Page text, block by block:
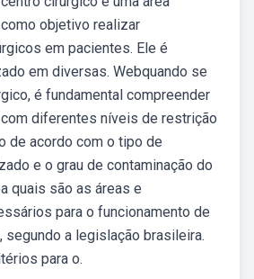
objetivo realizar
em pacientes. Ele é
em diversas. Webquando se
é fundamental compreender
diferentes níveis de restrição
de acordo com o tipo de
e o grau de contaminação do
quais são as áreas e
para o funcionamento de
segundo a legislação brasileira.
para o.